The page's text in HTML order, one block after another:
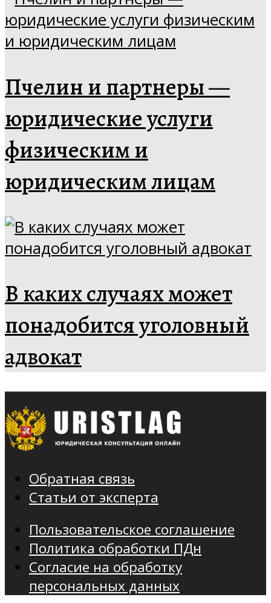
Пчелин и партнеры —
юридические услуги
физическим и
юридическим лицам
В каких случаях может
понадобится уголовный
адвокат
Обратная связь
Статьи от эксперта
Пользовательское соглашение
Политика обработки ПДн
Согласие на обработку
персональных данных